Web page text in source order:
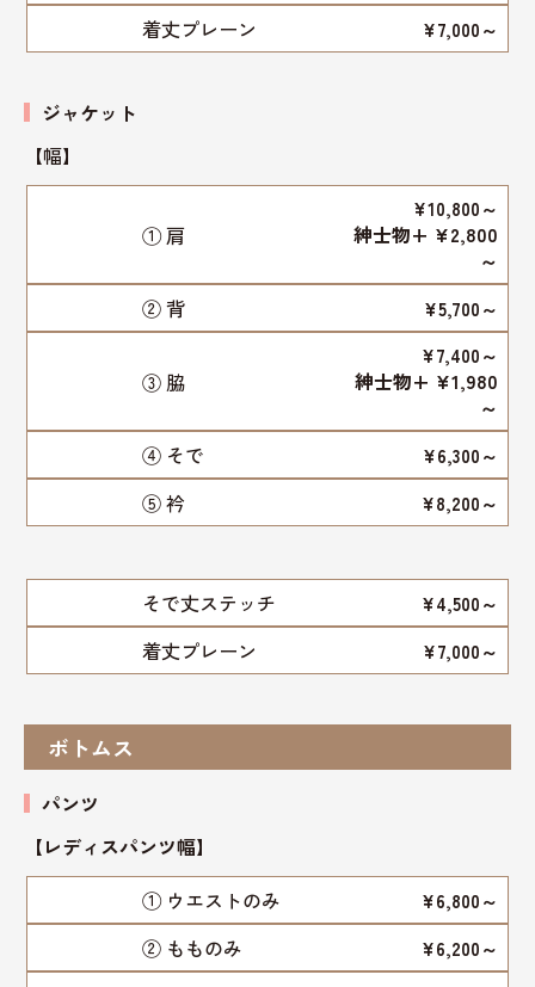
着丈プレーン ¥7,000～
ジャケット
【幅】
① 肩
¥10,800～
紳士物+ ¥2,800
～
② 背
¥5,700～
③ 脇
¥7,400～
紳士物+ ¥1,980
～
④ そで
¥6,300～
⑤ 衿 ¥8,200～
そで丈ステッチ ¥4,500～
着丈プレーン ¥7,000～
ボトムス
パンツ
【レディスパンツ幅】
① ウエストのみ
¥6,800～
② もものみ ¥6,200～